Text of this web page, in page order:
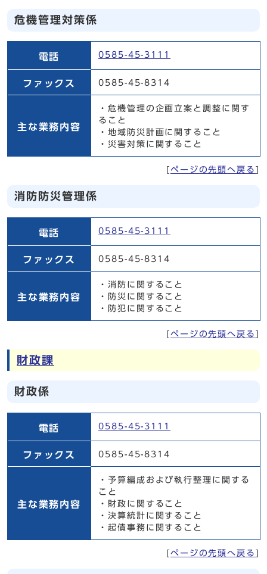
危機管理対策係
電話
0585-45-3111
ファックス 0585-45-8314
主な業務内容
・危機管理の企画立案と調整に関す
ること
・地域防災計画に関すること
・災害対策に関すること
ページの先頭へ戻る
消防防災管理係
電話
0585-45-3111
ファックス 0585-45-8314
主な業務内容
・消防に関すること
・防災に関すること
・防犯に関すること
ページの先頭へ戻る
財政課
財政係
電話
0585-45-3111
ファックス 0585-45-8314
主な業務内容
・予算編成および執行整理に関する
こと
・財政に関すること
・決算統計に関すること
・起債事務に関すること
ページの先頭へ戻る